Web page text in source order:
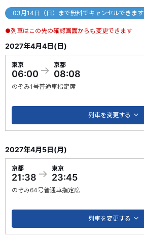
03月14日（日）まで無料でキャンセルできます
●列車はこの先の確認画面からも変更できます
2027年4月4日(日)
東京
06:00
京都
08:08
のぞみ1号普通車指定席
列車を変更する
2027年4月5日(月)
京都
21:38
東京
23:45
のぞみ64号普通車指定席
列車を変更する